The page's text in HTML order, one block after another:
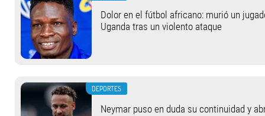
Dolor en el fútbol africano: murió un
Uganda tras un violento ataque
DEPORTES
Neymar puso en duda su continuidad y